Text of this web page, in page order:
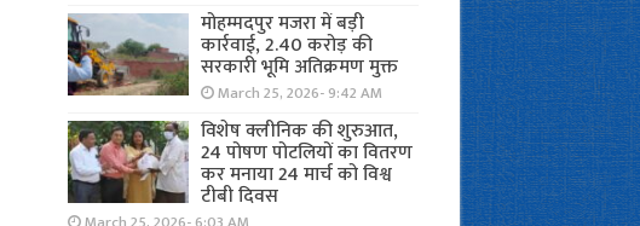
मोहम्मदपुर मजरा में बड़ी
कार्रवाई, 2.40 करोड़ की
सरकारी भूमि अतिक्रमण मुक्त
March 25, 2026- 9:42 AM
विशेष क्लीनिक की शुरुआत,
24 पोषण पोटलियों का वितरण
कर मनाया 24 मार्च को विश्व
टीबी दिवस